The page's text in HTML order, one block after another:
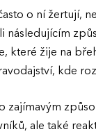
o ní žertují,
žije na
kde
ale také